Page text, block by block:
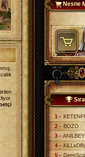
Nesne
1 -
2 - BOZO
3 - ANILBEY
4 -
5 -